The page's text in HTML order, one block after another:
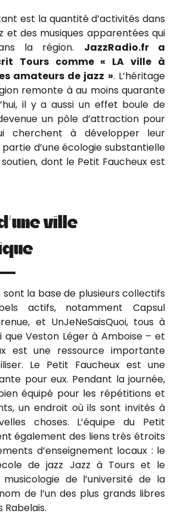
est la quantité d’activités dans
et des musiques apparentées qui
la région. JazzRadio.fr a
Tours comme « LA ville à
amateurs de jazz ». L’héritage
remonte à au moins quarante
il y a aussi un effet boule de
un pôle d’attraction pour
cherchent à développer leur
d’une écologie substantielle
dont le Petit Faucheux est
ville
sont la base de plusieurs collectifs
actifs, notamment Capsul
et UnJeNeSaisQuoi, tous à
que Veston Léger à Amboise – et
est une ressource importante
Le Petit Faucheux est une
pour eux. Pendant la journée,
équipé pour les répétitions et
un endroit où ils sont invités à
choses. L’équipe du Petit
également des liens très étroits
d’enseignement locaux : le
de jazz Jazz à Tours et le
de l’université de la
de l’un des plus grands libres
Rabelais.